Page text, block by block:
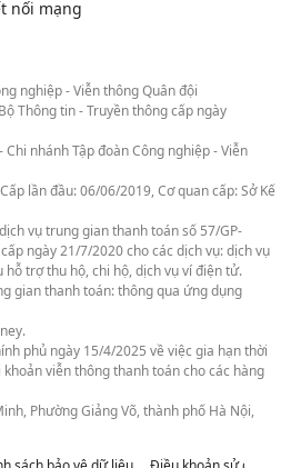
nối mạng
nghiệp - Viễn thông Quân đội
Thông tin - Truyền thông cấp ngày
nhánh Tập đoàn Công nghiệp - Viễn
lần đầu: 06/06/2019, Cơ quan cấp: Sở Kế
vụ trung gian thanh toán số 57/GP-
ngày 21/7/2020 cho các dịch vụ: dịch vụ
trợ thu hộ, chi hộ, dịch vụ ví điện tử.
gian thanh toán: thông qua ứng dụng
phủ ngày 15/4/2025 về việc gia hạn thời
viễn thông thanh toán cho các hàng
Phường Giảng Võ, thành phố Hà Nội,